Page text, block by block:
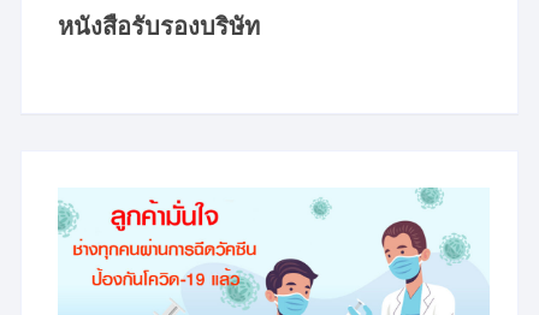
หนังสือรับรองบริษัท